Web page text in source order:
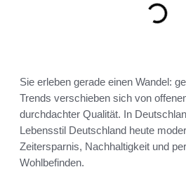
Sie erleben gerade einen Wandel:
Trends verschieben sich von
durchdachter Qualität. In
Lebensstil Deutschland heute
Zeitersparnis, Nachhaltigkeit und
Wohlbefinden.